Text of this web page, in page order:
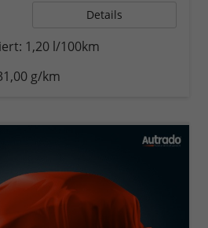
Details
1,20 l/100km
g/km